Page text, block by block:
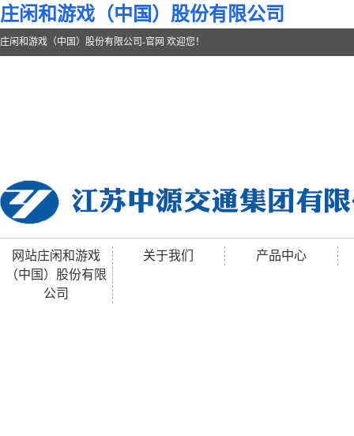
庄闲和游戏（中国）股份有限公司
庄闲和游戏（中国）股份有限公司-官网 欢迎您！
网站庄闲和游戏
（中国）股份有限
公司
关于我们 产品中心